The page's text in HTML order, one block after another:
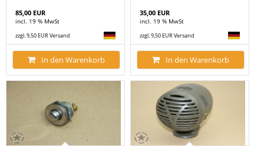
85,00 EUR
incl. 19 % MwSt
zzgl. 9,50 EUR Versand
In den Warenkorb
35,00 EUR
incl. 19 % MwSt
zzgl. 9,50 EUR Versand
In den Warenkorb